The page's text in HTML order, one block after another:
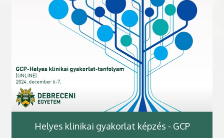
Helyes klinikai gyakorlat képzés - GCP